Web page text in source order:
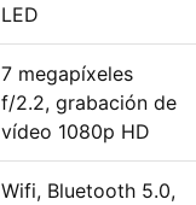
LED
7 megapíxeles
f/2.2, grabación de
vídeo 1080p HD
Wifi, Bluetooth 5.0,